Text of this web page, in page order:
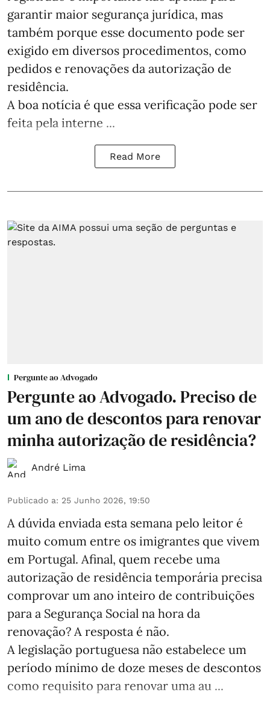
garantir maior segurança jurídica, mas
também porque esse documento pode ser
exigido em diversos procedimentos, como
pedidos e renovações da autorização de
residência.
A boa notícia é que essa verificação pode ser
feita pela interne ...
Read More
Pergunte ao Advogado
Pergunte ao Advogado. Preciso de
um ano de descontos para renovar
minha autorização de residência?
André Lima
Publicado a: 25 Junho 2026, 19:50
A dúvida enviada esta semana pelo leitor é
muito comum entre os imigrantes que vivem
em Portugal. Afinal, quem recebe uma
autorização de residência temporária precisa
comprovar um ano inteiro de contribuições
para a Segurança Social na hora da
renovação? A resposta é não.
A legislação portuguesa não estabelece um
período mínimo de doze meses de descontos
como requisito para renovar uma au ...